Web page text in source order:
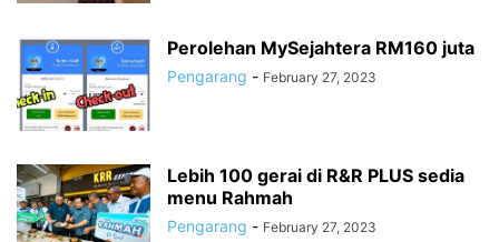
Perolehan MySejahtera RM160 juta
Pengarang - February 27, 2023
Lebih 100 gerai di R&R PLUS sedia
menu Rahmah
Pengarang - February 27, 2023